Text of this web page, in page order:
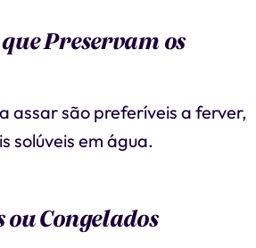
Preservam os
assar são preferíveis a ferver,
solúveis em água.
ou Congelados